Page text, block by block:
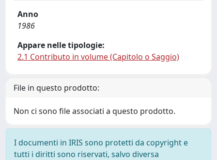
Anno
1986
Appare nelle tipologie:
2.1 Contributo in volume (Capitolo o Saggio)
File in questo prodotto:
Non ci sono file associati a questo prodotto.
I documenti in IRIS sono protetti da copyright e
tutti i diritti sono riservati, salvo diversa